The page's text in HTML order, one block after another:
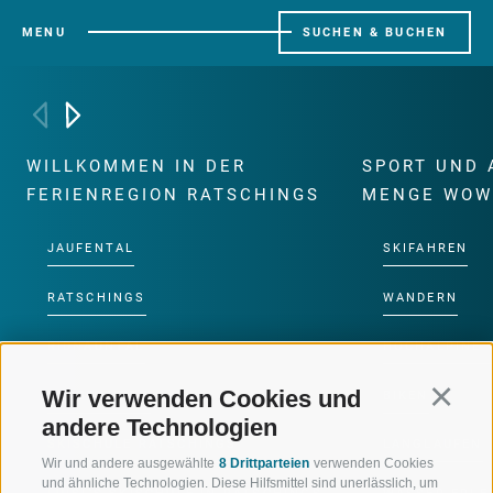
Wir verwenden Cookies und
andere Technologien
Wir und andere ausgewählte 8 Drittparteien verwenden Cookies
und ähnliche Technologien. Diese Hilfsmittel sind unerlässlich, um
MENU SUCHEN & BUCHEN
WILLKOMMEN IN DER
FERIENREGION RATSCHINGS
JAUFENTAL
RATSCHINGS
RIDNAUNTAL
BERGBAHNEN
SKISCHULE RATSCHINGS
SPORT UND
MENGE
SKIFAHREN
WANDERN
HOCHALPINE